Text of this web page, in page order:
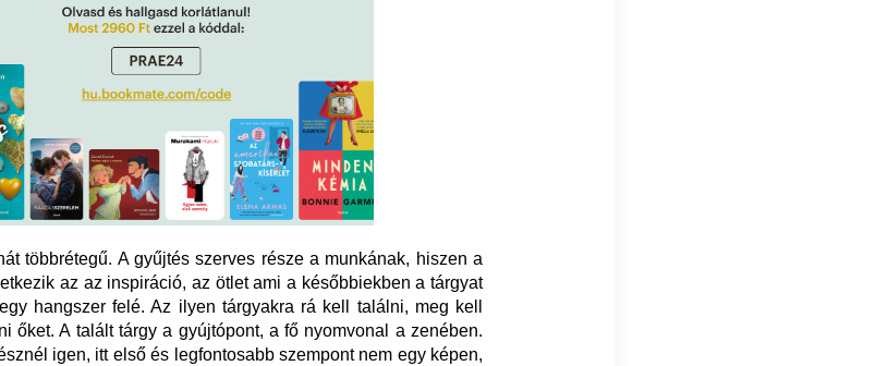
többrétegű. A gyűjtés szerves része a munkának, hiszen a
az az inspiráció, az ötlet ami a későbbiekben a tárgyat
hangszer felé. Az ilyen tárgyakra rá kell találni, meg kell
őket. A talált tárgy a gyújtópont, a fő nyomvonal a zenében.
igen, itt első és legfontosabb szempont nem egy képen,